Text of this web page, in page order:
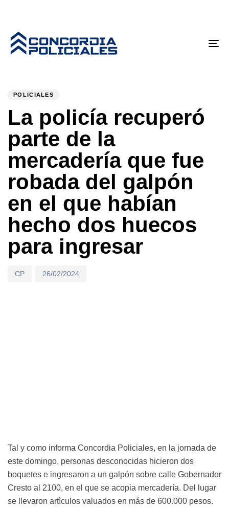
POLICIALES
La policía recuperó
parte de la
mercadería que fue
robada del galpón
en el que habían
hecho dos huecos
para ingresar
CP 26/02/2024
Tal y como informa Concordia Policiales, en la jornada de
este domingo, personas desconocidas hicieron dos
boquetes e ingresaron a un galpón sobre calle Gobernador
Cresto al 2100, en el que se acopia mercadería. Del lugar
se llevaron artìculos valuados en más de 600.000 pesos.